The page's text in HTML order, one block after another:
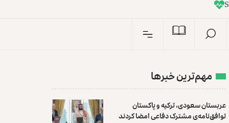
n
I
مهم‌ترین خبرها
عربستان سعودی، ترکیه و پاکستان
توافق‌نامه‌ی مشترک دفاعی امضا کردند